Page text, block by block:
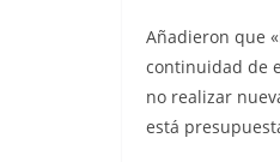
Añadieron que
continuidad de
no realizar
está